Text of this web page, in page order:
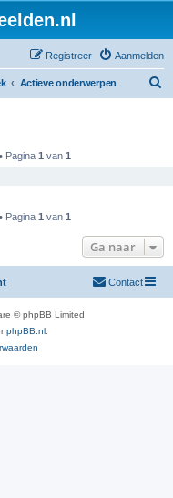
Aanmelden
Registreer
Actieve onderwerpen
Pagina 1 van 1
Pagina 1 van 1
Ga naar
Contact
© phpBB Limited
phpBB.nl